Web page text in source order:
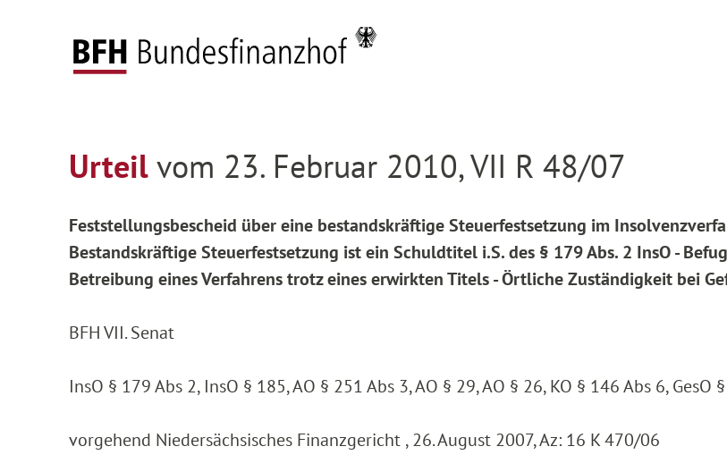
Startseite
Urteilvom 23. Februar 2010, VII R 48/07
Feststellungsbescheid über eine bestandskräftige Steuerfestsetzung im
Bestandskräftige Steuerfestsetzung ist ein Schuldtitel i.S. des § 179 Abs. 2 InsO -
Betreibung eines Verfahrens trotz eines erwirkten Titels - Örtliche Zuständigkeit bei
BFH VII. Senat
InsO § 179 Abs 2, InsO § 185, AO § 251 Abs 3, AO § 29, AO § 26, KO § 146 Abs 6, GesO
vorgehend Niedersächsisches Finanzgericht , 26. August 2007, Az: 16 K 470/06